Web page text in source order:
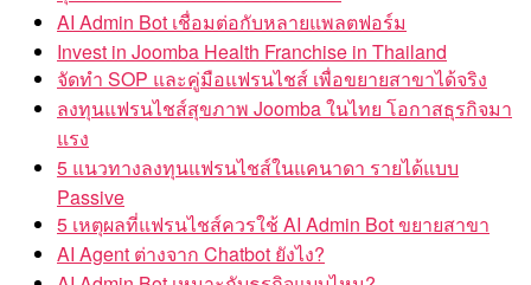
AI Admin Bot เชื่อมต่อกับหลายแพลตฟอร์ม
Invest in Joomba Health Franchise in Thailand
จัดทำ SOP และคู่มือแฟรนไชส์ เพื่อขยายสาขาได้จริง
ลงทุนแฟรนไชส์สุขภาพ Joomba ในไทย โอกาสธุรกิจมา
แรง
5 แนวทางลงทุนแฟรนไชส์ในแคนาดา รายได้แบบ
Passive
5 เหตุผลที่แฟรนไชส์ควรใช้ AI Admin Bot ขยายสาขา
AI Agent ต่างจาก Chatbot ยังไง?